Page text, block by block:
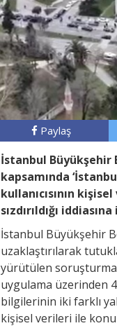
Paylaş
İstanbul Büyükşehir
kapsamında
kullanıcısının
sızdırıldığı
İstanbul Büyükşehir
uzaklaştırılarak
yürütülen soruşturma
uygulama üzerinden
bilgilerinin iki farklı
kişisel verileri ile